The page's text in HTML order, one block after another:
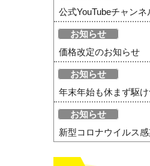
公式YouTubeチャンネ
お知らせ
価格改定のお知らせ
お知らせ
年末年始も休まず駆け
お知らせ
新型コロナウイルス